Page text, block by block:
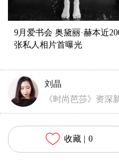
9月爱书会 奥黛丽·赫本近
张私人相片首曝光
刘晶
《时尚芭莎》资深
收藏 | 0